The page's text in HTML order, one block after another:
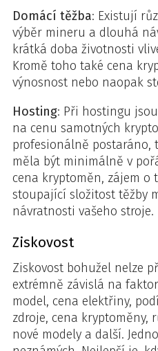
Domácí těžba: Existují
výběr mineru a dlouhá
krátká doba životnosti
Kromě toho také cena
výnosnost nebo naopak
Hosting: Při hostingu
na cenu samotných
profesionálně postaráno,
měla být minimálně v
cena kryptoměn, zájem o
stoupající složitost těžby
návratnosti vašeho stroje.
Ziskovost
Ziskovost bohužel nelze
extrémně závislá na
model, cena elektřiny,
zdroje, cena kryptoměny,
nové modely a další.